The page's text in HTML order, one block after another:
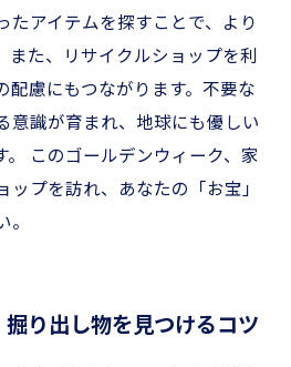
たアイテムを探すことで、より
また、リサイクルショップを利
配慮にもつながります。不要な
意識が育まれ、地球にも優しい
。 このゴールデンウィーク、家
ップを訪れ、あなたの「お宝」
り出し物を見つけるコツ